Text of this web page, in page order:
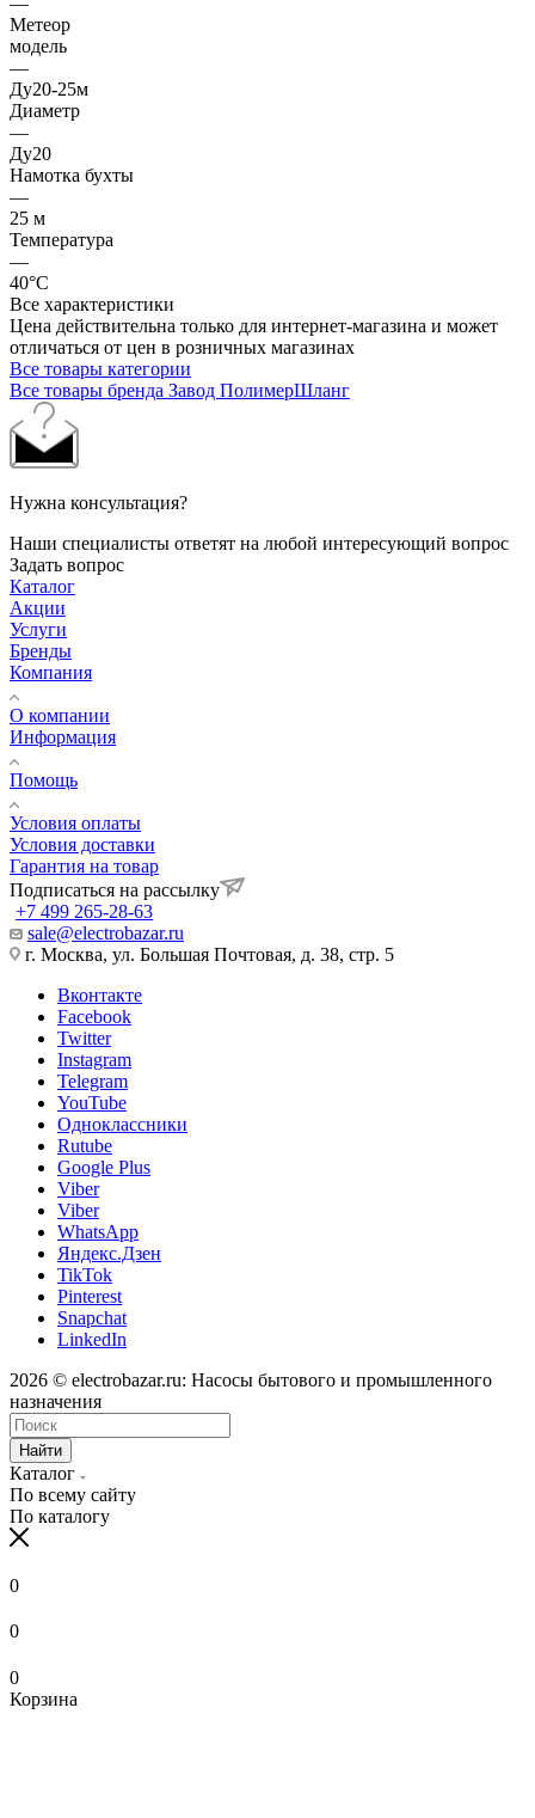
Метеор
модель
—
Ду20-25м
Диаметр
—
Ду20
Намотка бухты
—
25 м
Температура
—
40°C
Все характеристики
Цена действительна только для интернет-магазина и может
отличаться от цен в розничных магазинах
Все товары категории
Все товары бренда Завод ПолимерШланг
Нужна консультация?
Наши специалисты ответят на любой интересующий вопрос
Задать вопрос
Каталог
Акции
Услуги
Бренды
Компания
О компании
Информация
Помощь
Условия оплаты
Условия доставки
Гарантия на товар
Подписаться на рассылку
+7 499 265-28-63
sale@electrobazar.ru
г. Москва, ул. Большая Почтовая, д. 38, стр. 5
Вконтакте
Facebook
Twitter
Instagram
Telegram
YouTube
Одноклассники
Rutube
Google Plus
Viber
Viber
WhatsApp
Яндекс.Дзен
TikTok
Pinterest
Snapchat
LinkedIn
2026 © electrobazar.ru: Насосы бытового и промышленного
назначения
Найти
Каталог
По всему сайту
По каталогу
0
0
0
Корзина